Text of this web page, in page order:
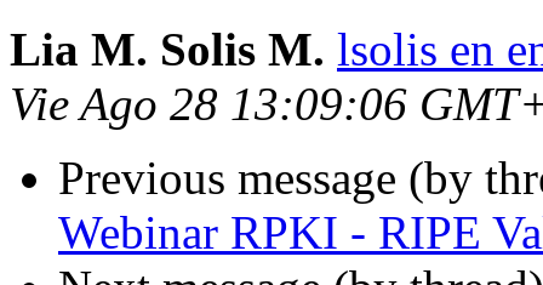
Lia M. Solis M. lsolis en
Vie Ago 28 13:09:06
Previous message (by
Webinar RPKI - RIPE